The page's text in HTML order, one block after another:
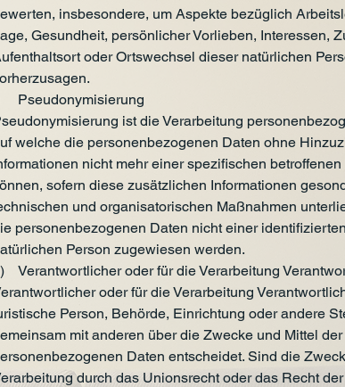
insbesondere, um Aspekte bezüglich
Gesundheit, persönlicher Vorlieben, Interessen,
oder Ortswechsel dieser natürlichen
Pseudonymisierung
ist die Verarbeitung
welche die personenbezogenen Daten ohne
nicht mehr einer spezifischen
sofern diese zusätzlichen Informationen
und organisatorischen Maßnahmen
personenbezogenen Daten nicht einer
Person zugewiesen werden.
Verantwortlicher oder für die Verarbeitung
oder für die Verarbeitung
Person, Behörde, Einrichtung oder andere
mit anderen über die Zwecke und Mittel
Daten entscheidet. Sind die
durch das Unionsrecht oder das Recht